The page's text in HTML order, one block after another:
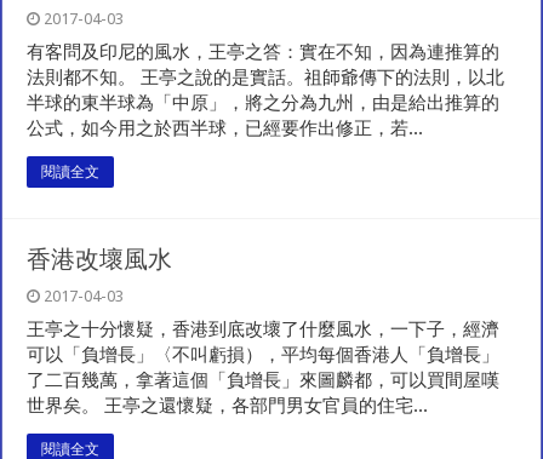
2017-04-03
有客問及印尼的風水，王亭之答：實在不知，因為連推算的
法則都不知。 王亭之說的是實話。祖師爺傳下的法則，以北
半球的東半球為「中原」，將之分為九州，由是給出推算的
公式，如今用之於西半球，已經要作出修正，若...
閱讀全文
香港改壞風水
2017-04-03
王亭之十分懷疑，香港到底改壞了什麼風水，一下子，經濟
可以「負增長」〈不叫虧損），平均每個香港人「負增長」
了二百幾萬，拿著這個「負增長」來圖麟都，可以買間屋嘆
世界矣。 王亭之還懷疑，各部門男女官員的住宅...
閱讀全文